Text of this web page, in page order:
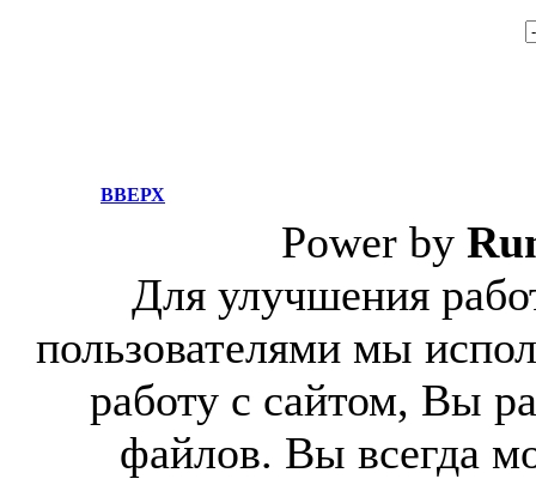
ВВЕРХ
Power by
Для улучшения
пользователями мы
работу с сайтом, Вы
файлов. Вы всегда